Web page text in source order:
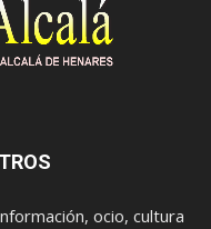
ocio, cultura